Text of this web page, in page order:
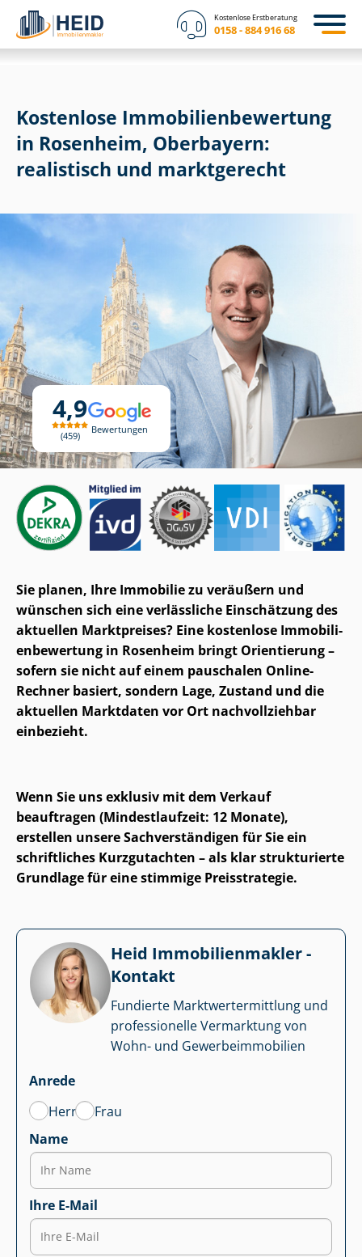
Kostenlose Erstberatung
0158 - 884 916 68
4,9
459
Bewertungen
Kostenlose Im­mo­bi­li­en­be­wer­tung
in Rosenheim, Oberbayern:
realistisch und marktgerecht
Sie planen, Ihre Immobilie zu veräußern und
wünschen sich eine verlässliche Einschätzung des
aktuellen Marktpreises? Eine kostenlose Im­mo­bi­li­
en­be­wer­tung in Rosenheim bringt Orientierung –
sofern sie nicht auf einem pauschalen Online-
Rechner basiert, sondern Lage, Zustand und die
aktuellen Marktdaten vor Ort nachvollziehbar
einbezieht.
Wenn Sie uns exklusiv mit dem Verkauf
beauftragen (Mindestlaufzeit: 12 Monate),
erstellen unsere Sach­ver­stän­di­gen für Sie ein
schriftliches Kurzgutachten – als klar strukturierte
Grundlage für eine stimmige Preisstrategie.
Heid Im­mo­bi­li­en­mak­ler -
Kontakt
Fundierte Markt­wert­ermitt­lung und
professionelle Vermarktung von
Wohn- und Ge­wer­be­im­mo­bi­li­en
Anrede
Herr
Frau
Name
Ihre E-Mail